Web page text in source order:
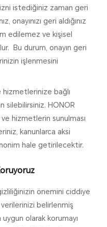
istediğiniz zaman geri
onayınızı geri aldığınız
edilemez ve kişisel
Bu durum, onayın geri
işlenmesini
hizmetlerinize bağlı
silebilirsiniz. HONOR
ve hizmetlerin sunulması
kanunlarca aksi
hale getirilecektir.
önemini ciddiye
belirlenmiş
olarak korumayı